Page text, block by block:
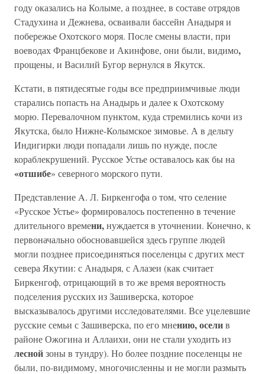
году оказались на Колыме, а позднее, в составе отрядов
Стадухина и Дежнева, осваивали бассейн Анадыря и
побережье Охотского моря. После смены власти, при
воеводах Францбекове и Акинфове, они были, видимо,
прощены, и Василий Бугор вернулся в Якутск.
Кстати, в пятидесятые годы все предприимчивые люди
старались попасть на Анадырь и далее к Охотскому
морю. Перевалочном пунктом, куда стремились кочи из
Якутска, было Нижне-Колымское зимовье. А в дельту
Индигирки люди попадали лишь по нужде, после
кораблекрушений. Русское Устье оставалось как бы на
«отшибе» северного морского пути.
Представление A. Л. Биркенгофа о том, что селение
«Русское Устье» формировалось постепенно в течение
длительного времени,нуждается в уточнении. Конечно, к
первоначально обосновавшейся здесь группе людей
могли позднее присоединяться поселенцы с других мест
севера Якутии: с Анадыря, с Алазеи (как считает
Биркенгоф, отрицающий в то же время вероятность
подселения русских из Зашиверска, которое
высказывалось другими исследователями. Все уцелевшие
русские семьи с Зашиверска, по его мнению, оселив
районе Ожогина и Аллаихи, они не стали уходить из
леснойзоны в тундру). Но более поздние поселенцы не
были, по-видимому, многочисленны и не могли размыть